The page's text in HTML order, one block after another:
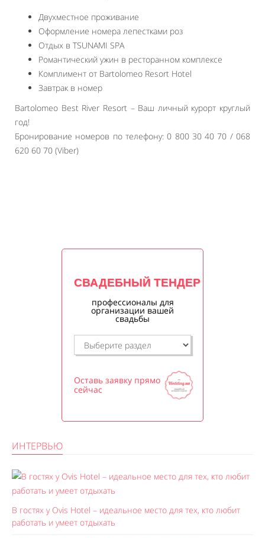
Двухместное проживание
Оформление номера лепестками роз
Отдых в TSUNAMI SPA
Романтический ужин в ресторанном комплексе
Комплимент от Bartolomeo Resort Hotel
Завтрак в номер
Bartolomeo Best River Resort – Ваш личный курорт круглый
год!
Бронирование номеров по телефону: 0 800 30 40 70 / 068
620 60 70 (Viber)
СВАДЕБНЫЙ ТЕНДЕР
профессионалы для
организации вашей
свадьбы
Оставь заявку прямо
сейчас
ИНТЕРВЬЮ
В гостях у Ovis Hotel – идеальное место для тех, кто любит
работать и умеет отдыхать